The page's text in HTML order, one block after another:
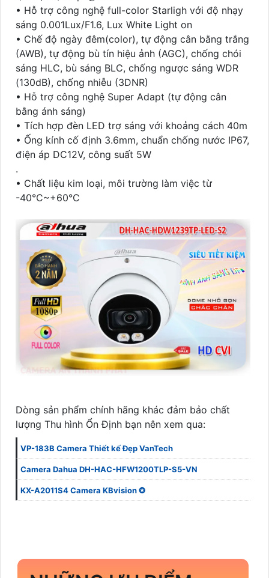
• Hỗ trợ công nghệ full-color Starligh với độ nhạy
sáng 0.001Lux/F1.6, Lux White Light on
• Chế độ ngày đêm(color), tự động cân bằng trắng
(AWB), tự động bù tín hiệu ảnh (AGC), chống chói
sáng HLC, bù sáng BLC, chống ngược sáng WDR
(130dB), chống nhiễu (3DNR)
• Hỗ trợ công nghệ Super Adapt (tự động cân
bằng ánh sáng)
• Tích hợp đèn LED trợ sáng với khoảng cách 40m
• Ống kính cố định 3.6mm, chuẩn chống nước IP67,
điện áp DC12V, công suất 5W
.
• Chất liệu kim loại, môi trường làm việc từ
-40°C~+60°C
Dòng sản phẩm chính hãng khác đảm bảo chất
lượng Thu hình Ổn Định bạn nên xem qua:
VP-183B Camera Thiết kế Đẹp VanTech
Camera Dahua DH-HAC-HFW1200TLP-S5-VN
KX-A2011S4 Camera KBvision ✪